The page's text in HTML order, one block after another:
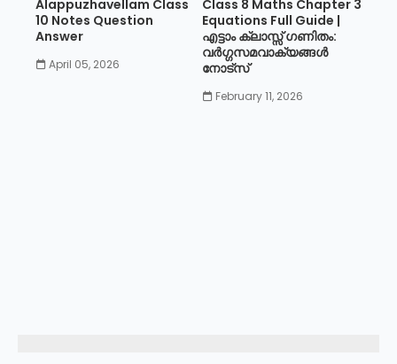
Alappuzhavellam Class
10 Notes Question
Answer
April 05, 2026
Class 8 Maths Chapter 3
Equations Full Guide |
എട്ടാം ക്ലാസ്സ് ഗണിതം:
വർഗ്ഗസമവാക്യങ്ങൾ
നോട്സ്
February 11, 2026